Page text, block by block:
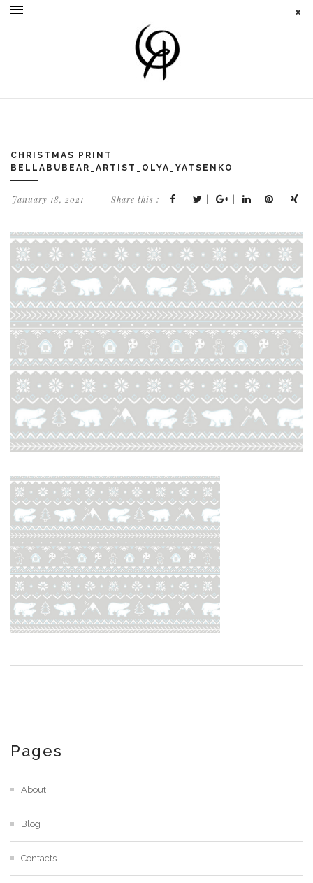
CHRISTMAS PRINT
BELLABUBEAR_ARTIST_OLYA_YATSENKO
January 18, 2021 Share this :
Pages
About
Blog
Contacts